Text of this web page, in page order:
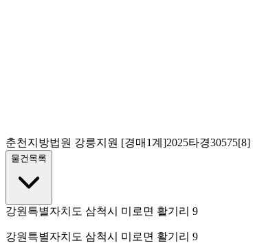
춘천지방법원 강릉지원 [경매1계]2025타경30575[8]
물건목록
강원특별자치도 삼척시 미로면 활기리 9
강원특별자치도 삼척시 미로면 활기리 9